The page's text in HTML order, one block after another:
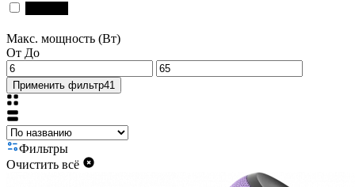
Макс. мощность (Вт)
От До
Применить фильтр41
Фильтры
Очистить всё